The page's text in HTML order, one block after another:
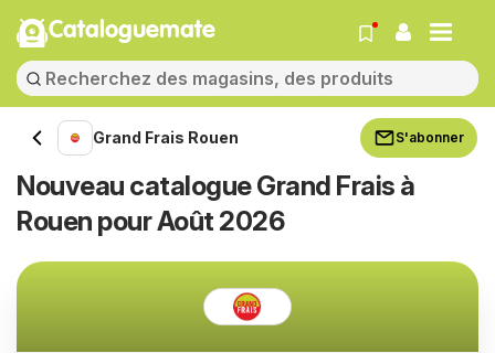
Cataloguemate
Grand Frais Rouen S'abonner
Nouveau catalogue Grand Frais à
Rouen pour Août 2026